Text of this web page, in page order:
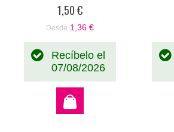
1,50 €
Desde 1,36 €
Recíbelo el
07/08/2026